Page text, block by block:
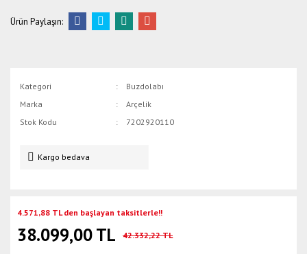
Ürün Paylaşın:
Kategori
Buzdolabı
Marka
Arçelik
Stok Kodu
7202920110
Kargo bedava
4.571,88 TL den başlayan taksitlerle!!
38.099,00 TL 42.332,22 TL